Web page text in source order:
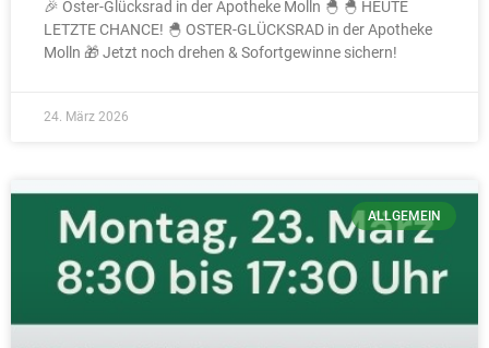
🎉 Oster-Glücksrad in der Apotheke Molln 🐣 🐣 HEUTE
LETZTE CHANCE! 🐣 OSTER-GLÜCKSRAD in der Apotheke
Molln 🎁 Jetzt noch drehen & Sofortgewinne sichern!
24. März 2026
ALLGEMEIN